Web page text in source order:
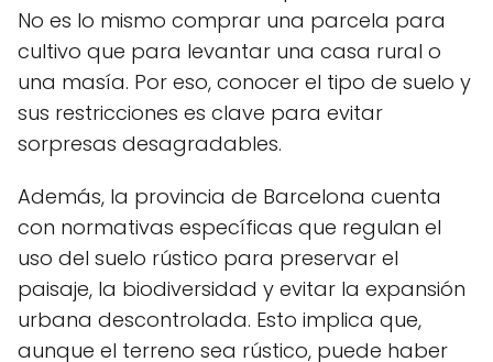
No es lo mismo comprar una parcela para
cultivo que para levantar una casa rural o
una masía. Por eso, conocer el tipo de suelo y
sus restricciones es clave para evitar
sorpresas desagradables.
Además, la provincia de Barcelona cuenta
con normativas específicas que regulan el
uso del suelo rústico para preservar el
paisaje, la biodiversidad y evitar la expansión
urbana descontrolada. Esto implica que,
aunque el terreno sea rústico, puede haber